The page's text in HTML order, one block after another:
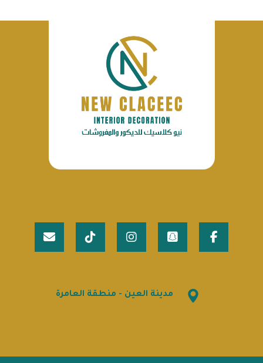
مدينة العين - منطقة العامرة